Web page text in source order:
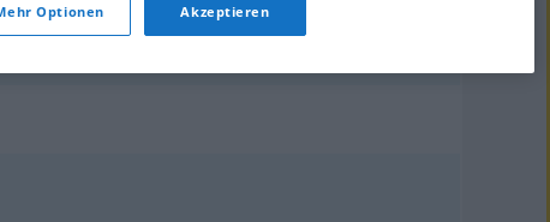
Bezirk(≈ Gemeindebezirk)
Optionen Akzeptieren